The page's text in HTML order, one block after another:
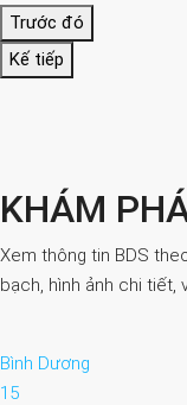
Trước đó
Kế tiếp
KHÁM
Xem thông tin BDS
bạch, hình ảnh chi tiết,
Bình Dương
15